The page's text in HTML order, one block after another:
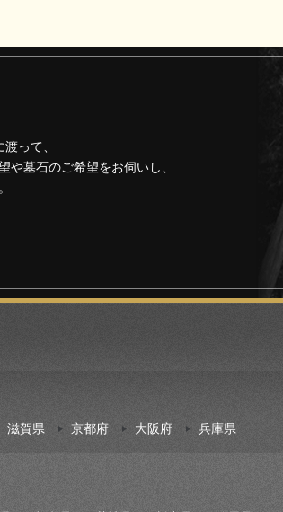
って、
や墓石のご希望をお伺いし、
滋賀県 京都府 大阪府 兵庫県